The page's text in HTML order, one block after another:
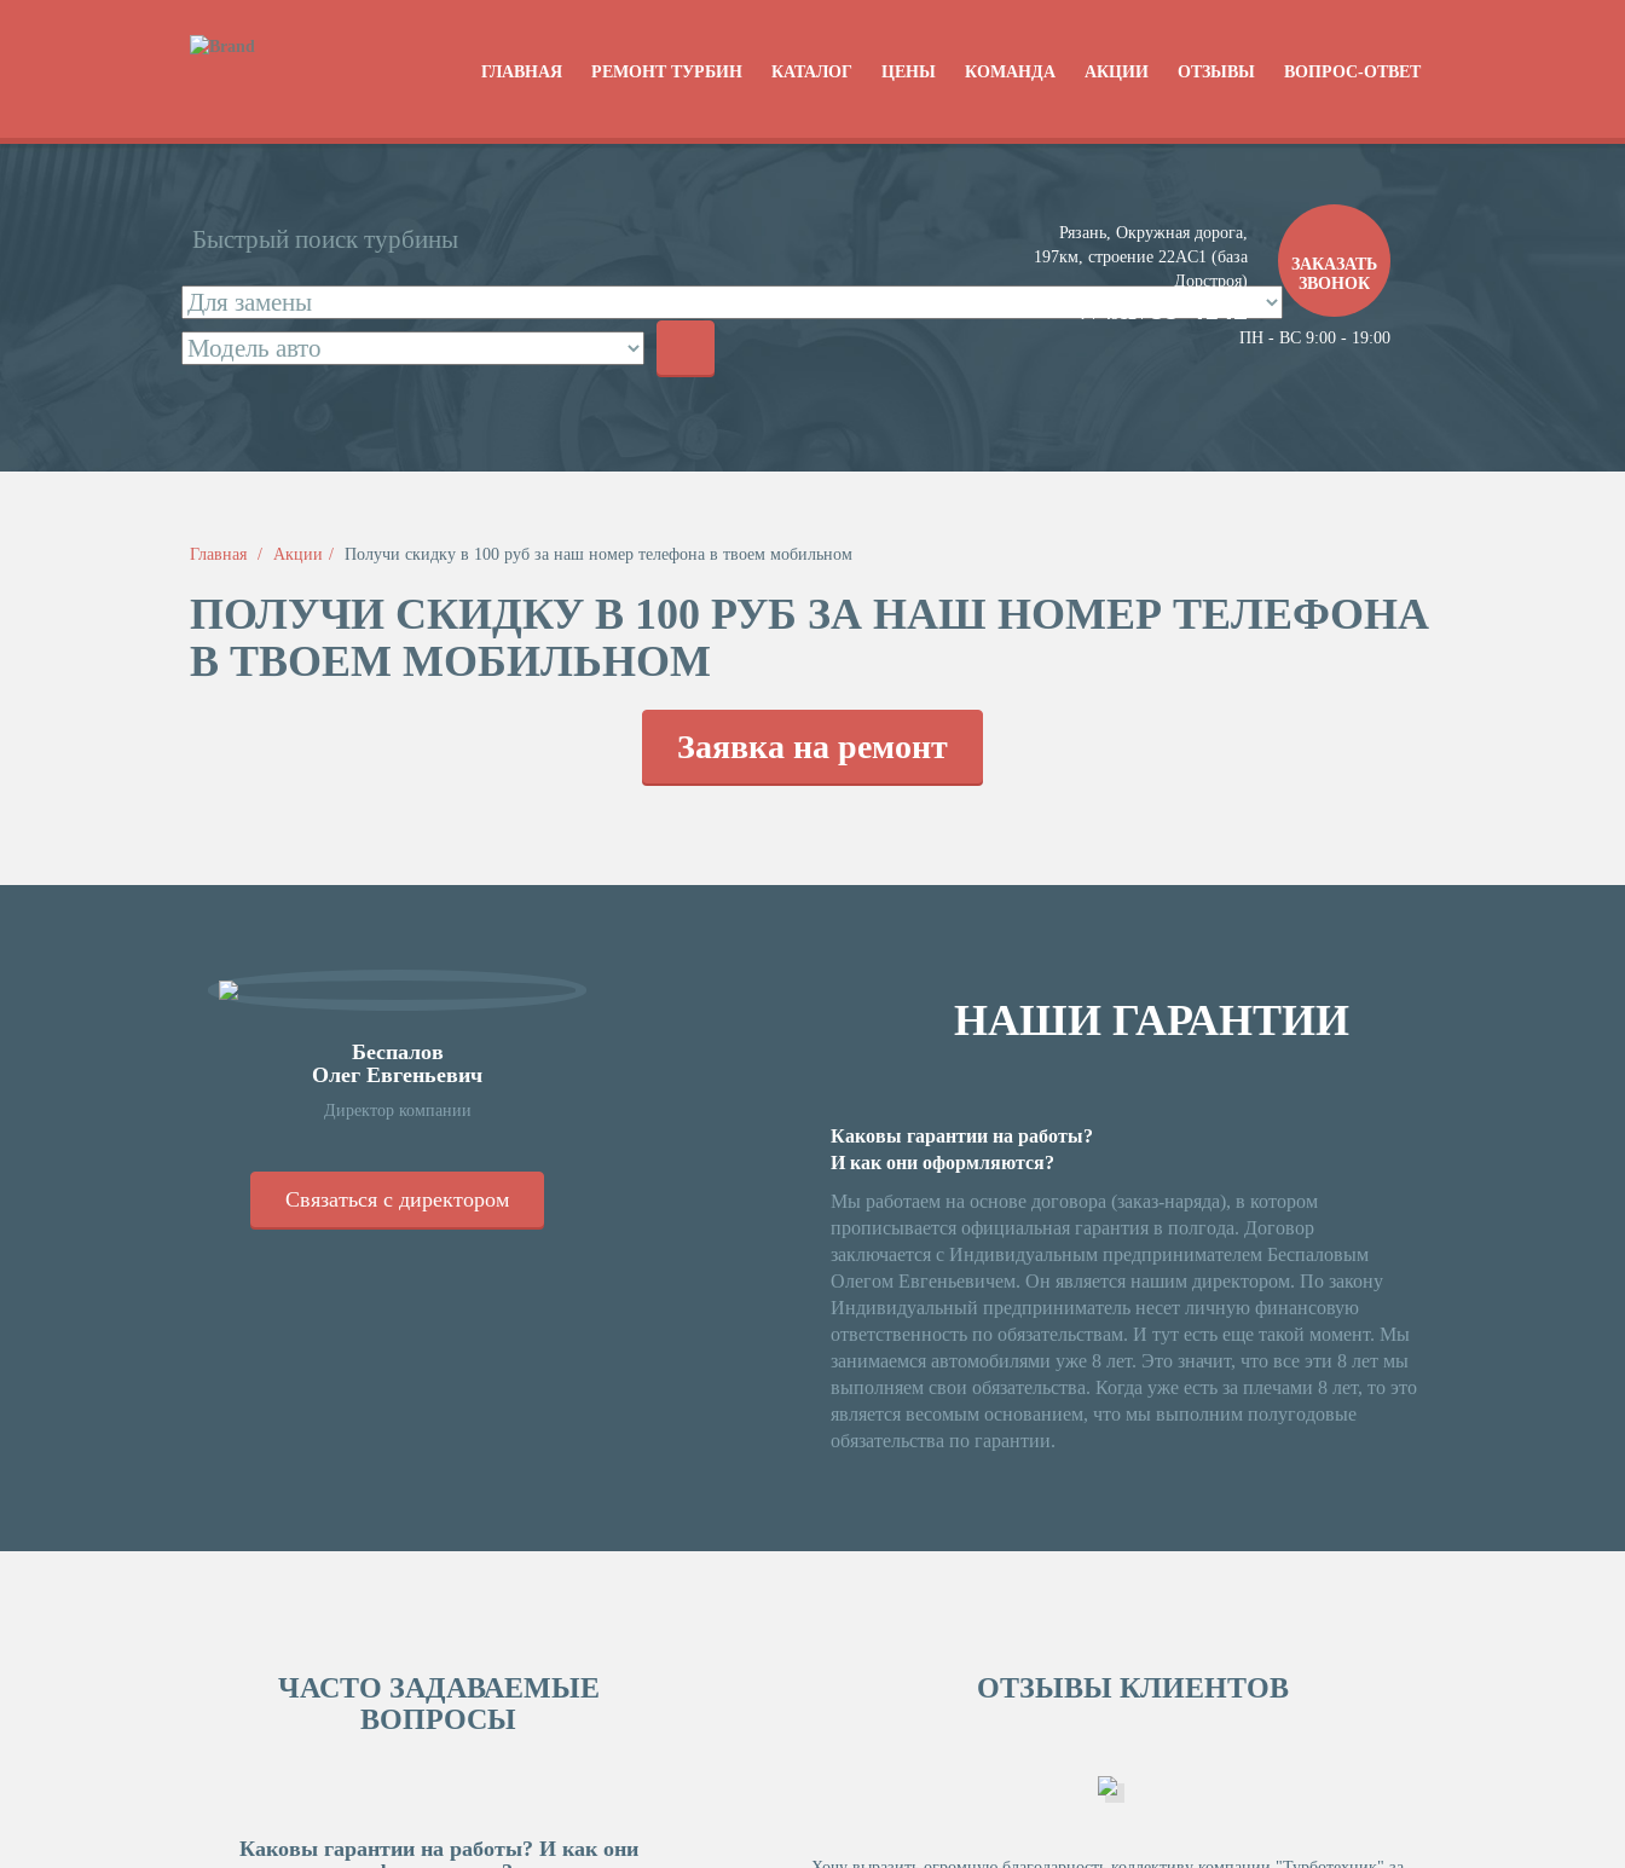
ГЛАВНАЯ РЕМОНТ ТУРБИН КАТАЛОГ ЦЕНЫ КОМАНДА АКЦИИ ОТЗЫВЫ ВОПРОС-ОТВЕТ
Быстрый поиск турбины
ЗАКАЗАТЬ
ЗВОНОК
Рязань, Окружная дорога,
197км, строение 22АC1 (база
Дорстроя)
+7 / 4912 /
ПН - ВС 9:00 - 19:00
Главная Акции Получи скидку в 100 руб за наш номер телефона в твоем мобильном
ПОЛУЧИ СКИДКУ В 100 РУБ ЗА НАШ НОМЕР ТЕЛЕФОНА
В ТВОЕМ МОБИЛЬНОМ
Заявка на ремонт
Беспалов
Олег Евгеньевич
Директор компании
Связаться с директором
НАШИ ГАРАНТИИ
Каковы гарантии на работы?
И как они оформляются?
Мы работаем на основе договора (заказ-наряда), в котором
прописывается официальная гарантия в полгода. Договор
заключается с Индивидуальным предпринимателем Беспаловым
Олегом Евгеньевичем. Он является нашим директором. По закону
Индивидуальный предприниматель несет личную финансовую
ответственность по обязательствам. И тут есть еще такой момент. Мы
занимаемся автомобилями уже 8 лет. Это значит, что все эти 8 лет мы
выполняем свои обязательства. Когда уже есть за плечами 8 лет, то это
является весомым основанием, что мы выполним полугодовые
обязательства по гарантии.
ЧАСТО ЗАДАВАЕМЫЕ
ВОПРОСЫ
Каковы гарантии на работы? И как они
ОТЗЫВЫ КЛИЕНТОВ